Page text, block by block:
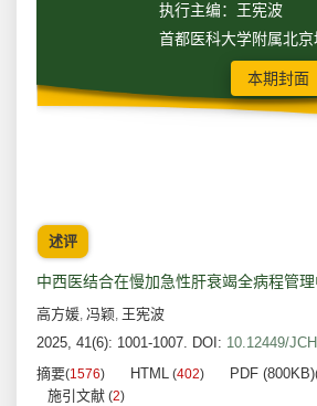
执行主编：王宪波
首都医科大学附属北
本期封面
述评
中西医结合在慢加急性肝衰竭全病程管
高方媛, 冯颖, 王宪波
2025, 41(6): 1001-1007. DOI: 10.12449/
摘要(1576) HTML (402) PDF (800KB)
施引文献 (2)